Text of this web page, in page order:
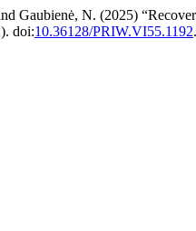
Gaubienė, N. (2025)
doi:10.36128/PRIW.VI55.1192.